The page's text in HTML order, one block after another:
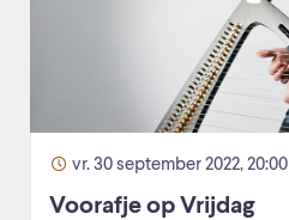
vr. 30 september 2022, 20:00
Voorafje op Vrijdag